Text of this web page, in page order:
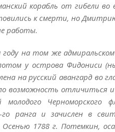
корабль от гибели
к смерти, но
работы.
на том же
у острова Фидониси
на русский авангард во
возможность отличиться
молодого Черноморского
ранга и зачислен в
1788 г. Потемкин,